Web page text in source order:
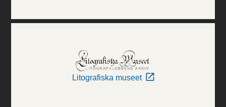
Litografiska museet